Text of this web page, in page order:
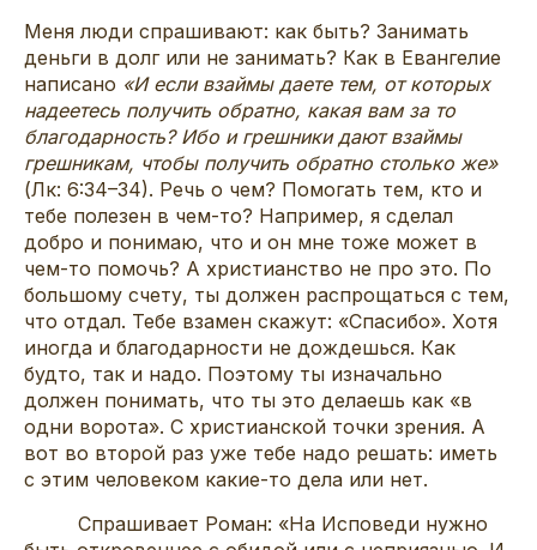
Меня люди спрашивают: как быть? Занимать
деньги в долг или не занимать? Как в Евангелие
написано «И если взаймы даете тем, от которых
надеетесь получить обратно, какая вам за то
благодарность? Ибо и грешники дают взаймы
грешникам, чтобы получить обратно столько же»
(Лк: 6:34–34). Речь о чем? Помогать тем, кто и
тебе полезен в чем-то? Например, я сделал
добро и понимаю, что и он мне тоже может в
чем-то помочь? А христианство не про это. По
большому счету, ты должен распрощаться с тем,
что отдал. Тебе взамен скажут: «Спасибо». Хотя
иногда и благодарности не дождешься. Как
будто, так и надо. Поэтому ты изначально
должен понимать, что ты это делаешь как «в
одни ворота». С христианской точки зрения. А
вот во второй раз уже тебе надо решать: иметь
с этим человеком какие-то дела или нет.
Спрашивает Роман: «На Исповеди нужно